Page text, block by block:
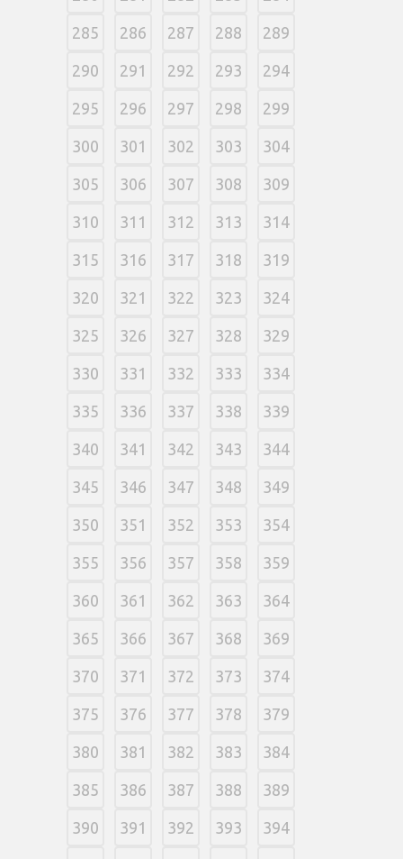
285 286 287 288 289
290 291 292 293 294
295 296 297 298 299
300 301 302 303 304
305 306 307 308 309
310 311 312 313 314
315 316 317 318 319
320 321 322 323 324
325 326 327 328 329
330 331 332 333 334
335 336 337 338 339
340 341 342 343 344
345 346 347 348 349
350 351 352 353 354
355 356 357 358 359
360 361 362 363 364
365 366 367 368 369
370 371 372 373 374
375 376 377 378 379
380 381 382 383 384
385 386 387 388 389
390 391 392 393 394